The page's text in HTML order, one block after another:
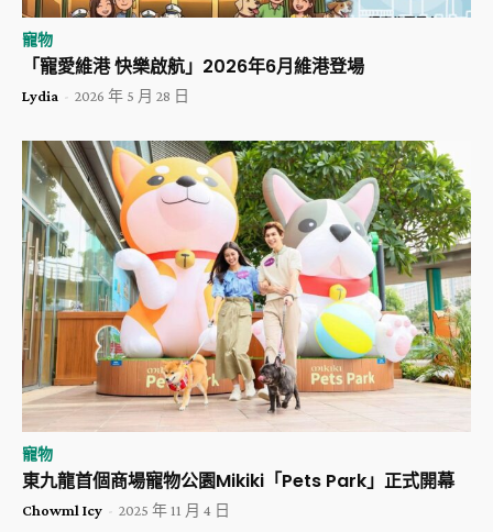
寵物
「寵愛維港 快樂啟航」2026年6月維港登場
Lydia - 2026 年 5 月 28 日
寵物
東九龍首個商場寵物公園Mikiki「Pets Park」正式開幕
Chowml Icy - 2025 年 11 月 4 日